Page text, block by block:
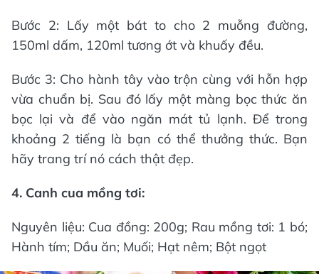
Bước 2: Lấy một bát to cho 2 muỗng đường,
150ml dấm, 120ml tương ớt và khuấy đều.
Bước 3: Cho hành tây vào trộn cùng với hỗn hợp
vừa chuẩn bị. Sau đó lấy một màng bọc thức ăn
bọc lại và để vào ngăn mát tủ lạnh. Để trong
khoảng 2 tiếng là bạn có thể thưởng thức. Bạn
hãy trang trí nó cách thật đẹp.
4. Canh cua mồng tơi:
Nguyên liệu: Cua đồng: 200g; Rau mồng tơi: 1 bó;
Hành tím; Dầu ăn; Muối; Hạt nêm; Bột ngọt